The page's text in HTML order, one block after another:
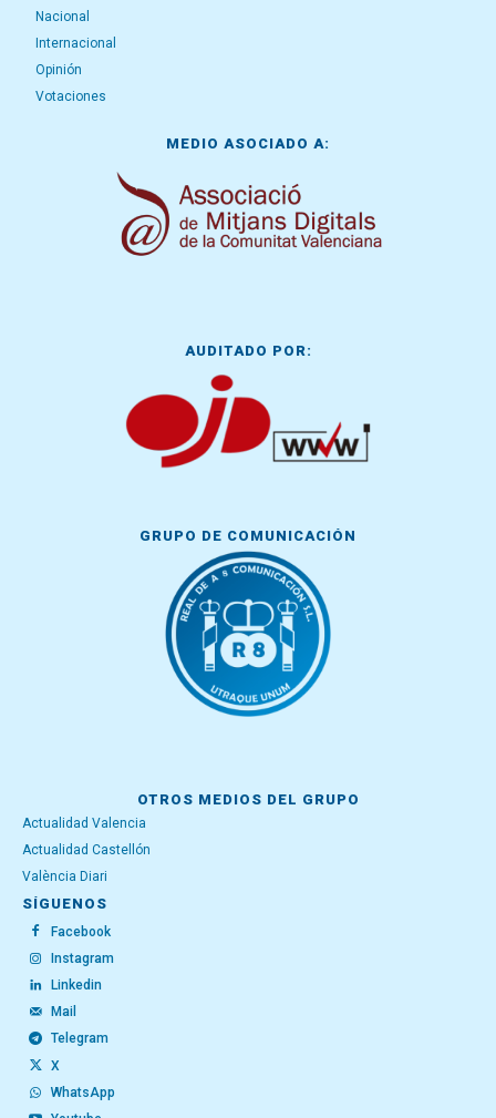
Nacional
Internacional
Opinión
Votaciones
MEDIO ASOCIADO A:
AUDITADO POR:
GRUPO DE COMUNICACIÓN
OTROS MEDIOS DEL GRUPO
Actualidad Valencia
Actualidad Castellón
València Diari
SÍGUENOS
Facebook
Instagram
Linkedin
Mail
Telegram
X
WhatsApp